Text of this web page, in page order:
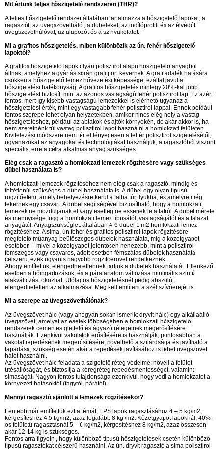
Mit értünk teljes hőszigetelő rendszeren (THR)?
A teljes hőszigetelő rendszer általában tartalmazza a hőszigetelő lapokat, a
ragasztót, az üvegszövethálót, a dübeleket, az indítóprofilt és az élvédőt
üvegszövethálóval, az alapozót és a színvakolatot.
Mi a grafitos hőszigetelés, miben különbözik az ún. fehér hőszigetelő
lapoktól?
A grafitos hőszigetelő lapok olyan polisztirol alapú hőszigetelő anyagból
állnak, amelyhez a gyártás során grafitport kevernek. A grafitadalék hatására
csökken a hőszigetelő lemez hővezetési képessége, ezáltal javul a
hőszigetelési hatékonyság. A grafitos hőszigetelés mintegy 20%-kal jobb
hőszigetelést biztosít, mint az azonos vastagságú fehér polisztirol lap. Ez azért
fontos, mert így kisebb vastagságú lemezekkel is elérhető ugyanaz a
hőszigetelési érték, mint egy vastagabb fehér polisztirol lappal. Ennek például
fontos szerepe lehet olyan helyzetekben, amikor nincs elég hely a vastag
hőszigeteléshez, például az ablakok és ajtók környékén, de akár akkor is, ha
nem szeretnénk túl vastag polisztirol lapot használni a homlokzati felületen.
Kivitelezési módszere nem tér el lényegesen a fehér polisztirol szigetelésétől,
ugyanazokat az anyagokat és technológiákat használjuk, a ragasztóból viszont
speciális, erre a célra alkalmas anyag szükséges.
Elég csak a ragasztó a homlokzati lemezek rögzítésére vagy szükséges
dübel használata is?
A homlokzati lemezek rögzítéséhez nem elég csak a ragasztó, mindig és
feltétlenül szükséges a dübel használata is. A dübel egy olyan típusú
rögzítőelem, amely behelyezésre kerül a falba fúrt lyukba, és amelyre még
tekernek egy csavart. A dübel segítségével biztosítható, hogy a homlokzati
lemezek ne mozduljanak el vagy esetleg ne essenek le a falról. A dübel mérete
és mennyisége függ a homlokzati lemez típusától, vastagságától és a falazat
anyagától. Anyagszükséglet: általában 4-6 dübel 1 m2 homlokzati lemez
rögzítéséhez. A sima, ún fehér és grafitos polisztirol lapok rögzítésére
megfelelő műanyag beütőszeges dübelek használata, míg a kőzetgyapot
esetében – mivel a kőzetgyapot jelentősen nehezebb, mint a polisztirol-
fémszeges vagy csavaros, adott esetben fémszálas dübelek használata
célszerű, ezek ugyanis nagyobb rögzítőerővel rendelkeznek.
Ahogy említettük, elengedhetetlennek tartjuk a dübelek használatát. Ellenkező
esetben a hőingadozások, és a páratartalom változása minimális szintű
alakváltozást okozhat. Utólagos hőszigetelésnél pedig abszolút
elengedhetetlen az alkalmazása. Meg kell említeni a szél szívóerejét is.
Mi a szerepe az üvegszövethálónak?
Az üvegszövet háló (vagy ahogyan sokan ismerik: dryvit háló) egy alkáliaálló
üvegszövet, amelyet az esetek többségében a homlokzati hőszigetelő
rendszerek cementes glettelő és ágyazó rétegeinek megerősítésére
használják. Ezenkívül vakolatok erősítésére is használják, pontosabban a
vakolat repedésének megerősítésére, növelhető a szilárdsága és javítható a
tapadása, szükség esetén akár a repedések javításához is lehet üvegszövet
hálót használni.
Az üvegszövet háló feladata a szigetelő réteg védelme: növeli a felület
ütésállóságát, és biztosítja a kéregréteg repedésmentességét, valamint
simaságát. Nagyon fontos tulajdonsága ezenkívül, hogy védi a homlokzatot a
környezeti hatásoktól (fagytól, párától).
Mennyi ragasztó ajánlott a lemezek rögzítésekor?
Fentebb már említettük ezt a témát, EPS lapok ragasztásához 4 – 5 kg/m2,
kérgesítéshez 4,5 kg/m2, azaz legalább 8 kg /m2. Kőzetgyapot lapoknál, 40%-
os felületű ragasztásnál 5 – 6 kg/m2, kérgesítéshez 8 kg/m2, azaz összesen
akár 12-14 kg is szükséges.
Fontos arra figyelni, hogy különböző típusú hőszigetelések esetén különböző
típusú ragasztókat célszerű használni. Az ún. dryvit ragasztó a sima polisztirol